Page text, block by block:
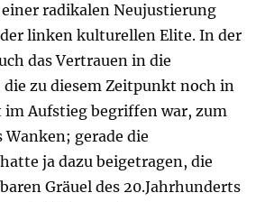
radikalen Neujustierung
linken kulturellen Elite. In der
das Vertrauen in die
die zu diesem Zeitpunkt noch in
im Aufstieg begriffen war, zum
gerade die
ja dazu beigetragen, die
Gräuel des 20.Jahrhunderts